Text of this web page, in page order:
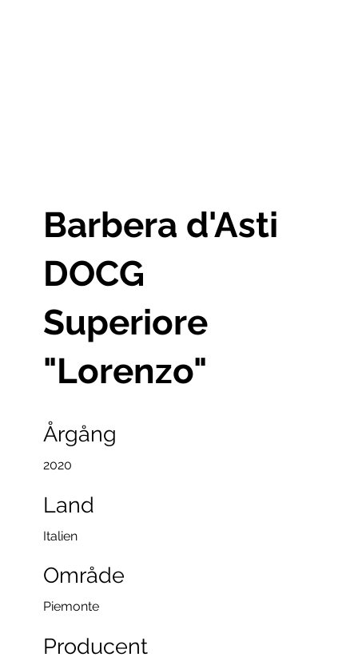
Barbera d'Asti
DOCG
Superiore
"Lorenzo"
Årgång
2020
Land
Italien
Område
Piemonte
Producent